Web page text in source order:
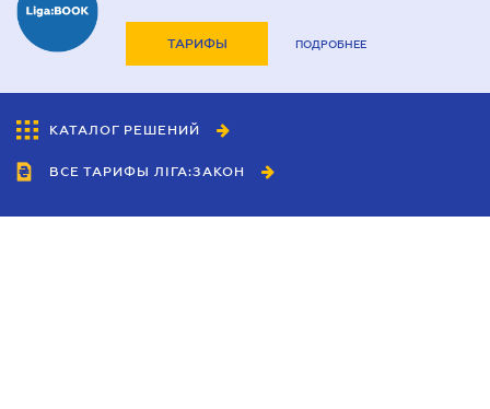
ТАРИФЫ ПОДРОБНЕЕ
КАТАЛОГ РЕШЕНИЙ
ВСЕ ТАРИФЫ ЛІГА:ЗАКОН